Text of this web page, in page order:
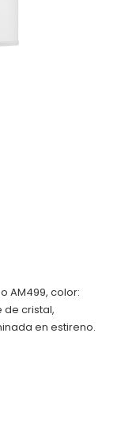
AM499, color:
cristal,
en estireno.